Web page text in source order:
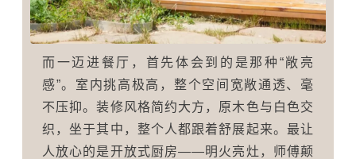
而一迈进餐厅，首先体会到的是那种“敞亮
感”。室内挑高极高，整个空间宽敞通透、毫
不压抑。装修风格简约大方，原木色与白色交
织，坐于其中，整个人都跟着舒展起来。最让
人放心的是开放式厨房——明火亮灶，师傅颠